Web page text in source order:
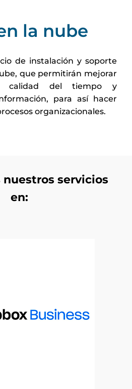
la nube
de instalación y soporte
que permitirán mejorar
calidad del tiempo y
para así hacer
organizacionales.
nuestros servicios
en: